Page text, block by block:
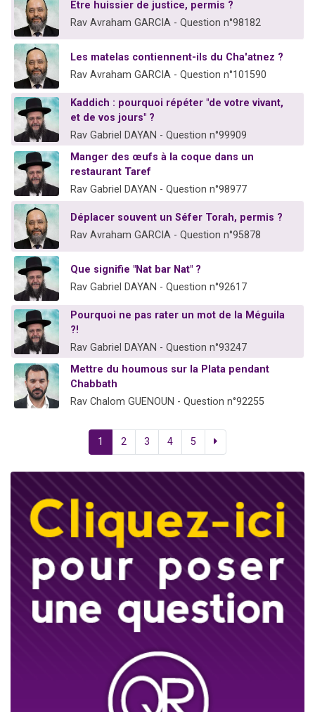
Etre huissier de justice, permis ?
Rav Avraham GARCIA - Question n°98182
Les matelas contiennent-ils du Cha'atnez ?
Rav Avraham GARCIA - Question n°101590
Kaddich : pourquoi répéter "de votre vivant,
et de vos jours" ?
Rav Gabriel DAYAN - Question n°99909
Manger des œufs à la coque dans un
restaurant Taref
Rav Gabriel DAYAN - Question n°98977
Déplacer souvent un Séfer Torah, permis ?
Rav Avraham GARCIA - Question n°95878
Que signifie "Nat bar Nat" ?
Rav Gabriel DAYAN - Question n°92617
Pourquoi ne pas rater un mot de la Méguila
?!
Rav Gabriel DAYAN - Question n°93247
Mettre du houmous sur la Plata pendant
Chabbath
Rav Chalom GUENOUN - Question n°92255
1 2 3 4 5